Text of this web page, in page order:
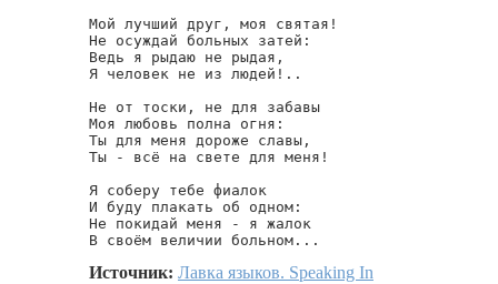
Мой лучший друг, моя святая!
Не осуждай больных затей:
Ведь я рыдаю не рыдая,
Я человек не из людей!..
Не от тоски, не для забавы
Моя любовь полна огня:
Ты для меня дороже славы,
Ты - всё на свете для меня!
Я соберу тебе фиалок
И буду плакать об одном:
Не покидай меня - я жалок
В своём величии больном...
Источник: Лавка языков. Speaking In